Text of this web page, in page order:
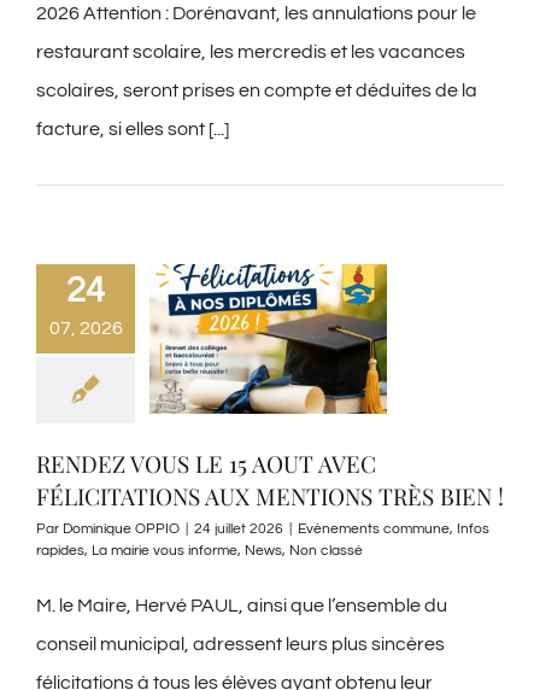
2026 Attention : Dorénavant, les annulations pour le
restaurant scolaire, les mercredis et les vacances
scolaires, seront prises en compte et déduites de la
facture, si elles sont [...]
24
07, 2026
RENDEZ VOUS LE 15 AOUT AVEC
FÉLICITATIONS AUX MENTIONS TRÈS BIEN !
Par Dominique OPPIO 24 juillet 2026 Evènements commune, Infos
rapides, La mairie vous informe, News, Non classé
M. le Maire, Hervé PAUL, ainsi que l’ensemble du
conseil municipal, adressent leurs plus sincères
félicitations à tous les élèves ayant obtenu leur